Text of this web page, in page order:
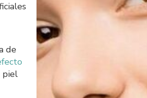
de
piel